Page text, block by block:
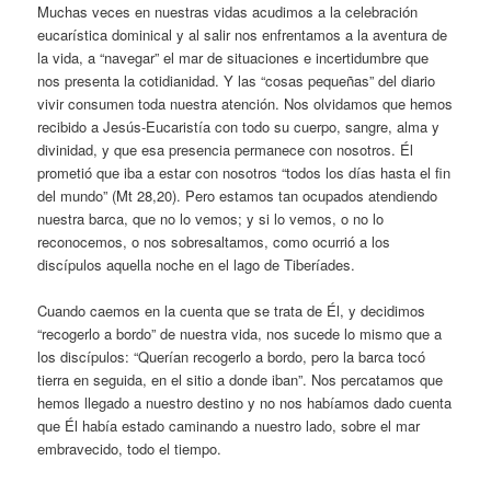
Muchas veces en nuestras vidas acudimos a la celebración
eucarística dominical y al salir nos enfrentamos a la aventura de
la vida, a “navegar” el mar de situaciones e incertidumbre que
nos presenta la cotidianidad. Y las “cosas pequeñas” del diario
vivir consumen toda nuestra atención. Nos olvidamos que hemos
recibido a Jesús-Eucaristía con todo su cuerpo, sangre, alma y
divinidad, y que esa presencia permanece con nosotros. Él
prometió que iba a estar con nosotros “todos los días hasta el fin
del mundo” (Mt 28,20). Pero estamos tan ocupados atendiendo
nuestra barca, que no lo vemos; y si lo vemos, o no lo
reconocemos, o nos sobresaltamos, como ocurrió a los
discípulos aquella noche en el lago de Tiberíades.
Cuando caemos en la cuenta que se trata de Él, y decidimos
“recogerlo a bordo” de nuestra vida, nos sucede lo mismo que a
los discípulos: “Querían recogerlo a bordo, pero la barca tocó
tierra en seguida, en el sitio a donde iban”. Nos percatamos que
hemos llegado a nuestro destino y no nos habíamos dado cuenta
que Él había estado caminando a nuestro lado, sobre el mar
embravecido, todo el tiempo.